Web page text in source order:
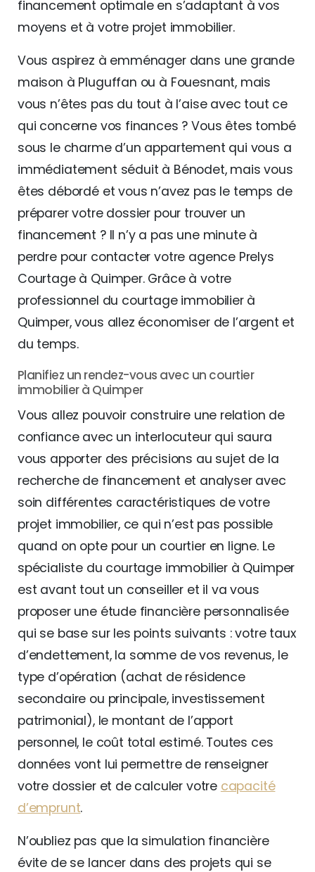
financement optimale en s’adaptant à vos
moyens et à votre projet immobilier.
Vous aspirez à emménager dans une grande
maison à Pluguffan ou à Fouesnant, mais
vous n’êtes pas du tout à l’aise avec tout ce
qui concerne vos finances ? Vous êtes tombé
sous le charme d’un appartement qui vous a
immédiatement séduit à Bénodet, mais vous
êtes débordé et vous n’avez pas le temps de
préparer votre dossier pour trouver un
financement ? Il n’y a pas une minute à
perdre pour contacter votre agence Prelys
Courtage à Quimper. Grâce à votre
professionnel du courtage immobilier à
Quimper, vous allez économiser de l’argent et
du temps.
Planifiez un rendez-vous avec un courtier
immobilier à Quimper
Vous allez pouvoir construire une relation de
confiance avec un interlocuteur qui saura
vous apporter des précisions au sujet de la
recherche de financement et analyser avec
soin différentes caractéristiques de votre
projet immobilier, ce qui n’est pas possible
quand on opte pour un courtier en ligne. Le
spécialiste du courtage immobilier à Quimper
est avant tout un conseiller et il va vous
proposer une étude financière personnalisée
qui se base sur les points suivants : votre taux
d’endettement, la somme de vos revenus, le
type d’opération (achat de résidence
secondaire ou principale, investissement
patrimonial), le montant de l’apport
personnel, le coût total estimé. Toutes ces
données vont lui permettre de renseigner
votre dossier et de calculer votre capacité
d’emprunt.
N’oubliez pas que la simulation financière
évite de se lancer dans des projets qui se